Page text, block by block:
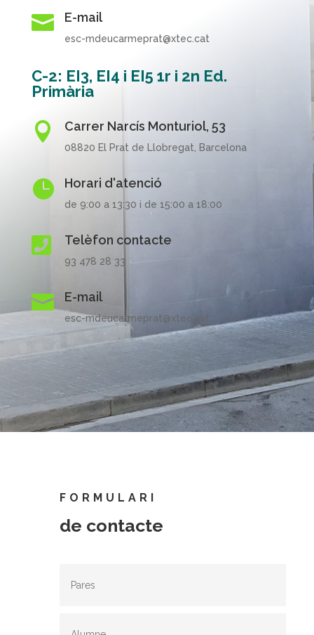
 E-mail
esc-mdeucarmeprat@xtec.cat
C-2: EI3, EI4 i EI5 1r i 2n Ed.
Primària
 Carrer Narcís Monturiol, 53
08820 El Prat de Llobregat, Barcelona
 Horari d'atenció
de 9:00 a 13:30 i de 15:00 a 18:00
 Telèfon contacte
93 478 28 33
 E-mail
esc-mdeucarmeprat@xtec.cat
FORMULARI
de contacte